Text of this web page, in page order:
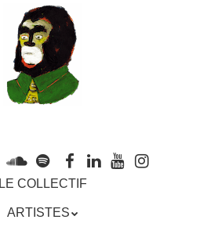
LE COLLECTIF
ARTISTES